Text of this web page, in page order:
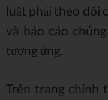
luật phải theo dõi
và báo cáo
tương ứng.
Trên trang chính